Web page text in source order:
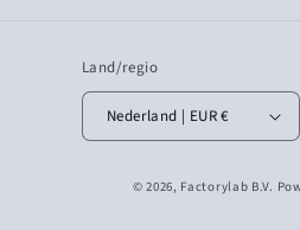
Land/regio
Nederland | EUR €
© 2026, Factorylab B.V.